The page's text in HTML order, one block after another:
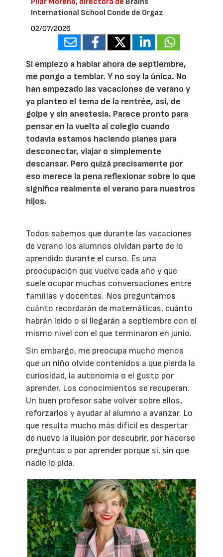
International School Conde de Orgaz
02/07/2026
Si empiezo a hablar ahora de septiembre,
me pongo a temblar. Y no soy la única. No
han empezado las vacaciones de verano y
ya planteo el tema de la rentrée, así, de
golpe y sin anestesia. Parece pronto para
pensar en la vuelta al colegio cuando
todavía estamos haciendo planes para
desconectar, viajar o simplemente
descansar. Pero quizá precisamente por
eso merece la pena reflexionar sobre lo que
significa realmente el verano para nuestros
hijos.
Todos sabemos que durante las vacaciones
de verano los alumnos olvidan parte de lo
aprendido durante el curso. Es una
preocupación que vuelve cada año y que
suele ocupar muchas conversaciones entre
familias y docentes. Nos preguntamos
cuánto recordarán de matemáticas, cuánto
habrán leído o si llegarán a septiembre con el
mismo nivel con el que terminaron en junio.
Sin embargo, me preocupa mucho menos
que un niño olvide contenidos a que pierda la
curiosidad, la autonomía o el gusto por
aprender. Los conocimientos se recuperan.
Un buen profesor sabe volver sobre ellos,
reforzarlos y ayudar al alumno a avanzar. Lo
que resulta mucho más difícil es despertar
de nuevo la ilusión por descubrir, por hacerse
preguntas o por aprender porque sí, sin que
nadie lo pida.